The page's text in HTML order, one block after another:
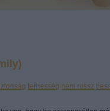
terhesség nem rossz